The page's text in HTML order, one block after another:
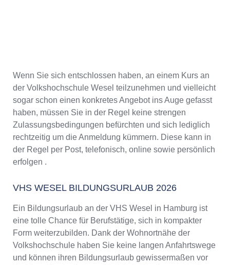
Wenn Sie sich entschlossen haben, an einem Kurs an
der Volkshochschule Wesel teilzunehmen und vielleicht
sogar schon einen konkretes Angebot ins Auge gefasst
haben, müssen Sie in der Regel keine strengen
Zulassungsbedingungen befürchten und sich lediglich
rechtzeitig um die Anmeldung kümmern. Diese kann in
der Regel per Post, telefonisch, online sowie persönlich
erfolgen .
VHS WESEL BILDUNGSURLAUB 2026
Ein Bildungsurlaub an der VHS Wesel in Hamburg ist
eine tolle Chance für Berufstätige, sich in kompakter
Form weiterzubilden. Dank der Wohnortnähe der
Volkshochschule haben Sie keine langen Anfahrtswege
und können ihren Bildungsurlaub gewissermaßen vor